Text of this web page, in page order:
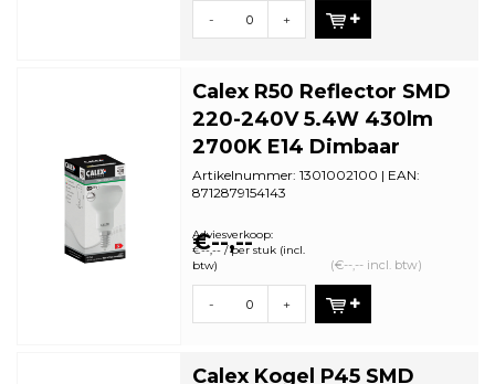
- +
Calex R50 Reflector SMD
220-240V 5.4W 430lm
2700K E14 Dimbaar
Artikelnummer: 1301002100 | EAN:
8712879154143
€--,--
Adviesverkoop:
€--,-- / per stuk (incl.
btw)
(€--,-- incl. btw)
- +
Calex Kogel P45 SMD